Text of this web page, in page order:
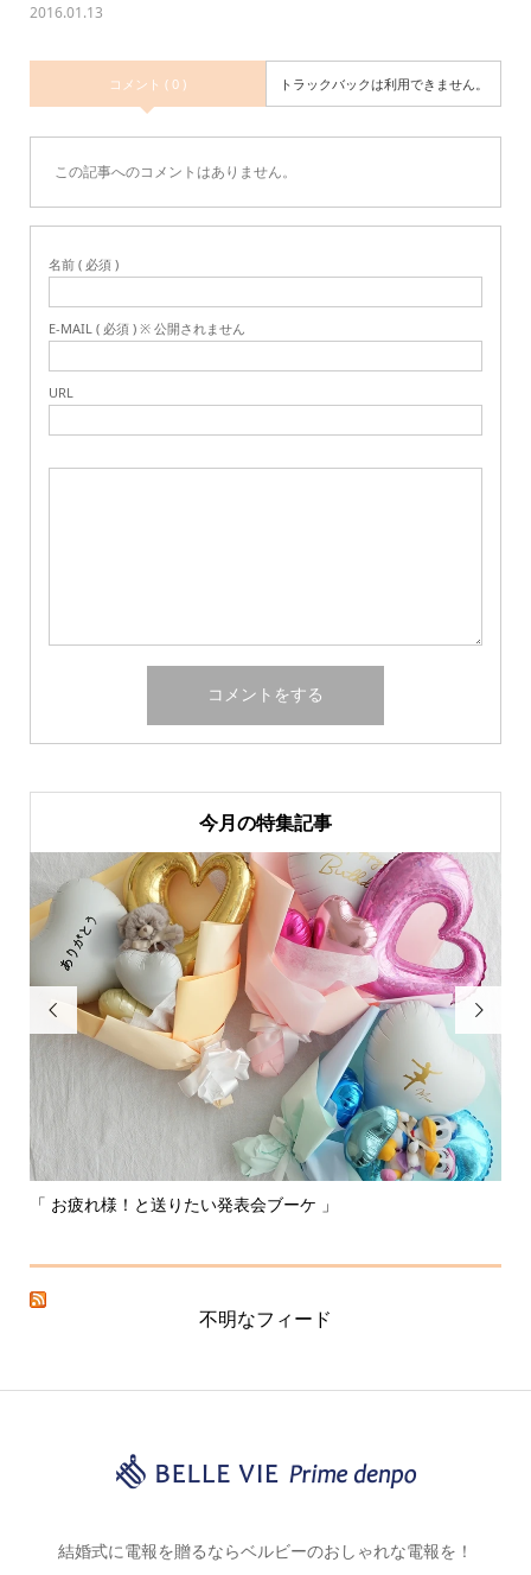
2016.01.13
コメント ( 0 ) トラックバックは利用できません。
この記事へのコメントはありません。
名前 ( 必須 )
E-MAIL ( 必須 ) ※ 公開されません
URL
今月の特集記事

「 お疲れ様！と送りたい発表会ブーケ 」

不明なフィード
結婚式に電報を贈るならベルビーのおしゃれな電報を！